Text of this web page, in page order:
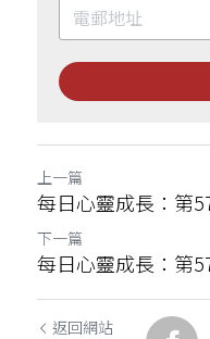
上一篇
每日心靈成長：第
下一篇
每日心靈成長：第
返回網站